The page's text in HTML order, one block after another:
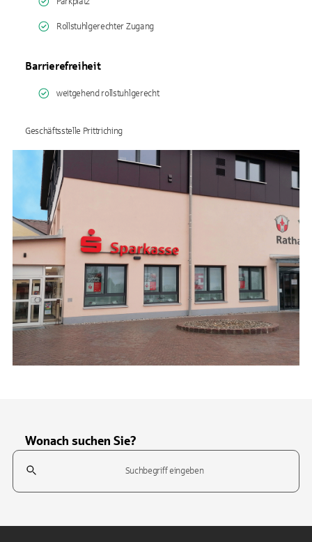
Rollstuhlgerechter Zugang
Barrierefreiheit
weitgehend rollstuhlgerecht
Geschäftsstelle Prittriching
Wonach suchen Sie?
Suchfeld